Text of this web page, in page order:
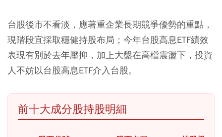
台股後市不看淡，應著重企業長期競爭優勢的重點，
現階段宜採取穩健持股布局；今年台股高息ETF績效
表現有別於去年壓抑，加上大盤在高檔震盪下，投資
人不妨以台股高息ETF介入台股。
前十大成分股持股明細